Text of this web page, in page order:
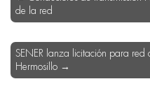
de la red
SENER lanza licitación para red
Hermosillo →